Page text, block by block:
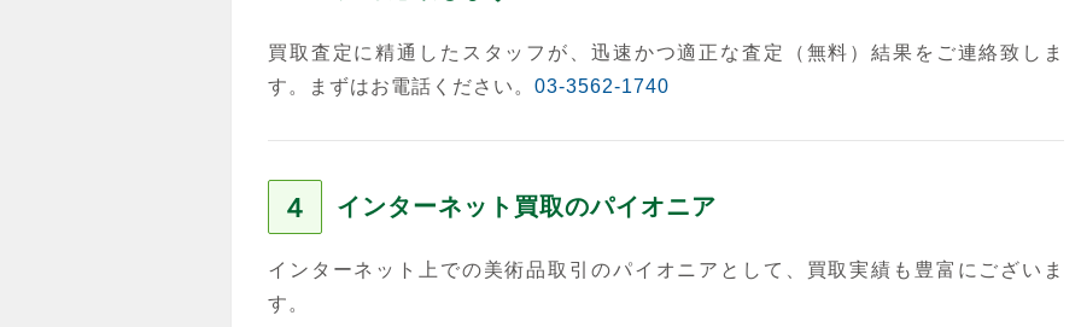
買取査定に精通したスタッフが、迅速かつ適正な査定（無料）結果をご連絡致しま
す。まずはお電話ください。 03-3562-1740
４ インターネット買取のパイオニア
インターネット上での美術品取引のパイオニアとして、買取実績も豊富にございま
す。